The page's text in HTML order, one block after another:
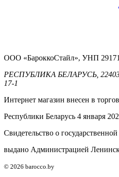
ООО «БароккоСтайл», УНП
РЕСПУБЛИКА БЕЛАРУСЬ, 224030,
17-1
Интернет магазин внесен в
Республики Беларусь 4 января
Свидетельство о
выдано Администрацией
© 2026 barocco.by